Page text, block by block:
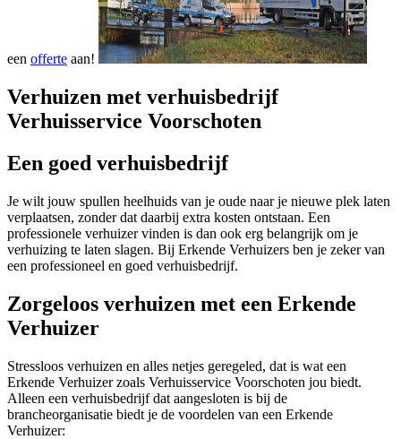
een offerte aan!
Verhuizen met verhuisbedrijf
Verhuisservice Voorschoten
Een goed verhuisbedrijf
Je wilt jouw spullen heelhuids van je oude naar je nieuwe plek laten
verplaatsen, zonder dat daarbij extra kosten ontstaan. Een
professionele verhuizer vinden is dan ook erg belangrijk om je
verhuizing te laten slagen. Bij Erkende Verhuizers ben je zeker van
een professioneel en goed verhuisbedrijf.
Zorgeloos verhuizen met een Erkende
Verhuizer
Stressloos verhuizen en alles netjes geregeled, dat is wat een
Erkende Verhuizer zoals Verhuisservice Voorschoten jou biedt.
Alleen een verhuisbedrijf dat aangesloten is bij de
brancheorganisatie biedt je de voordelen van een Erkende
Verhuizer: